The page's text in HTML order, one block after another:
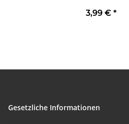
3,99 € *
Gesetzliche Informationen